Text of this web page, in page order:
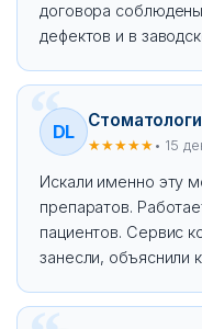
договора
дефектов и в
DL
★★★★★ • 15
Искали именно эту
препаратов.
пациентов. Сервис
занесли, объяснили